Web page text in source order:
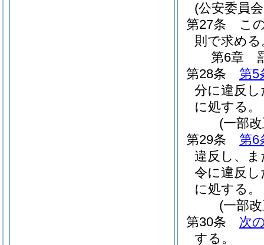
(公安委員
第27条
こ
則で求める
第6章
第28条
第5
分に違反
に処する。
(一部
第29条
第6
違反し、ま
令に違反
に処する。
(一部
第30条
次
する。